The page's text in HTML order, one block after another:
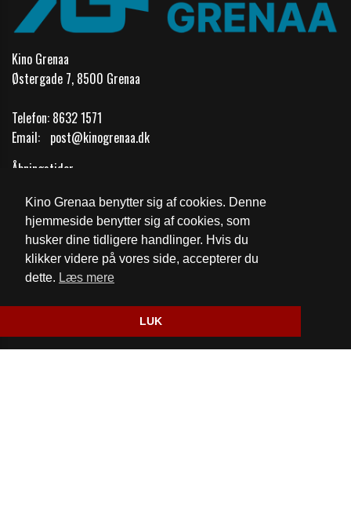
Kino Grenaa benytter sig af cookies. Denne
hjemmeside benytter sig af cookies, som
husker dine tidligere handlinger. Hvis du
klikker videre på vores side, accepterer du
dette. Læs mere
LUK
Kino Grenaa
Østergade 7, 8500 Grenaa
Telefon: 8632 1571
Email: post@kinogrenaa.dk
Åbningstider
Cookie- og privatlivspolitik
Fødevarestyrelsens kontrolrapport